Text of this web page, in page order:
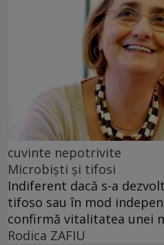
cuvinte nepotrivite
Microbiști și tifosi
Indiferent dacă s-a
tifoso sau în mod
confirmă vitalitatea unei
Rodica ZAFIU